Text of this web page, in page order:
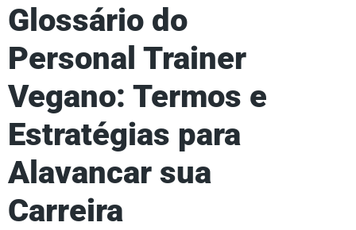
Glossário do
Personal Trainer
Vegano: Termos e
Estratégias para
Alavancar sua
Carreira